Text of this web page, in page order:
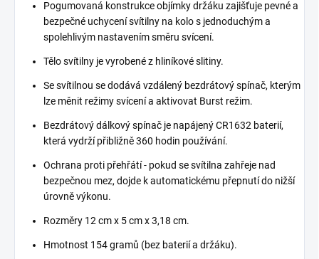
Pogumovaná konstrukce objímky držáku zajišťuje pevné a
bezpečné uchycení svítilny na kolo s jednoduchým a
spolehlivým nastavením směru svícení.
Tělo svítilny je vyrobené z hliníkové slitiny.
Se svítilnou se dodává vzdálený bezdrátový spínač, kterým
lze měnit režimy svícení a aktivovat Burst režim.
Bezdrátový dálkový spínač je napájený CR1632 baterií,
která vydrží přibližně 360 hodin používání.
Ochrana proti přehřátí - pokud se svítilna zahřeje nad
bezpečnou mez, dojde k automatickému přepnutí do nižší
úrovně výkonu.
Rozměry 12 cm x 5 cm x 3,18 cm.
Hmotnost 154 gramů (bez baterií a držáku).